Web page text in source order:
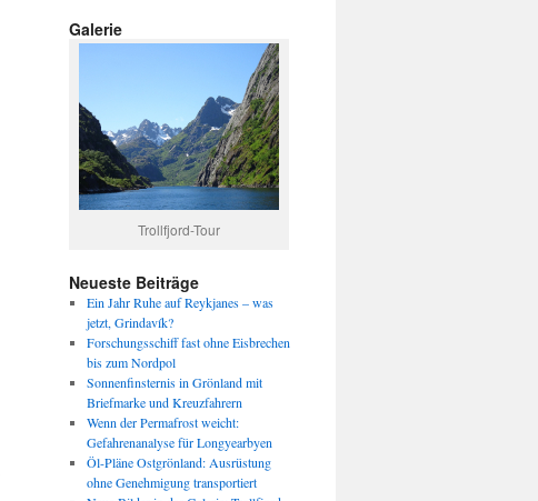
Galerie
Trollfjord-Tour
Neueste Beiträge
Ein Jahr Ruhe auf Reykjanes – was
jetzt, Grindavík?
Forschungsschiff fast ohne Eisbrechen
bis zum Nordpol
Sonnenfinsternis in Grönland mit
Briefmarke und Kreuzfahrern
Wenn der Permafrost weicht:
Gefahrenanalyse für Longyearbyen
Öl-Pläne Ostgrönland: Ausrüstung
ohne Genehmigung transportiert